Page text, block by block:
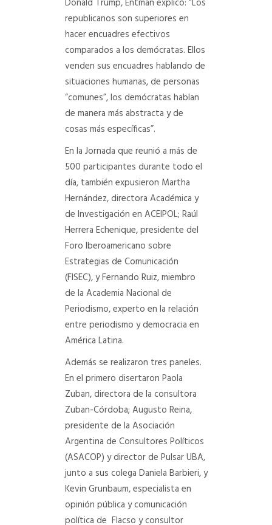
Donald Trump, Entman explicó: “Los
republicanos son superiores en
hacer encuadres efectivos
comparados a los demócratas. Ellos
venden sus encuadres hablando de
situaciones humanas, de personas
“comunes”, los demócratas hablan
de manera más abstracta y de
cosas más específicas”.
En la Jornada que reunió a más de
500 participantes durante todo el
día, también expusieron Martha
Hernández, directora Académica y
de Investigación en ACEIPOL; Raúl
Herrera Echenique, presidente del
Foro Iberoamericano sobre
Estrategias de Comunicación
(FISEC), y Fernando Ruiz, miembro
de la Academia Nacional de
Periodismo, experto en la relación
entre periodismo y democracia en
América Latina.
Además se realizaron tres paneles.
En el primero disertaron Paola
Zuban, directora de la consultora
Zuban-Córdoba; Augusto Reina,
presidente de la Asociación
Argentina de Consultores Políticos
(ASACOP) y director de Pulsar UBA,
junto a sus colega Daniela Barbieri, y
Kevin Grunbaum, especialista en
opinión pública y comunicación
política de Flacso y consultor